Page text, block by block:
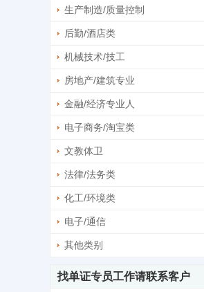
生产制造/质量控制
后勤/酒店类
机械技术/技工
房地产/建筑专业
金融/经济专业人
电子商务/淘宝类
文教体卫
法律/法务类
化工/环境类
电子/通信
其他类别
找单证专员工作请联系客户